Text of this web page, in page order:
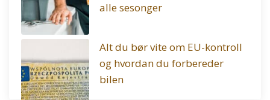
alle sesonger
Alt du bør vite om EU-kontroll
og hvordan du forbereder
bilen